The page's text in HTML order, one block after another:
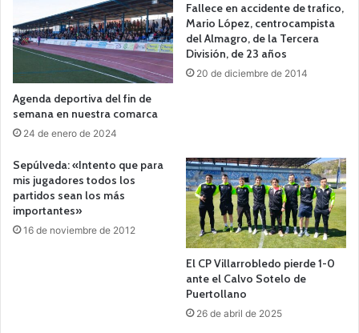
Agenda deportiva del fin de
semana en nuestra comarca
24 de enero de 2024
Fallece en accidente de trafico,
Mario López, centrocampista
del Almagro, de la Tercera
División, de 23 años
20 de diciembre de 2014
Sepúlveda: «Intento que para
mis jugadores todos los
partidos sean los más
importantes»
16 de noviembre de 2012
El CP Villarrobledo pierde 1-0
ante el Calvo Sotelo de
Puertollano
26 de abril de 2025